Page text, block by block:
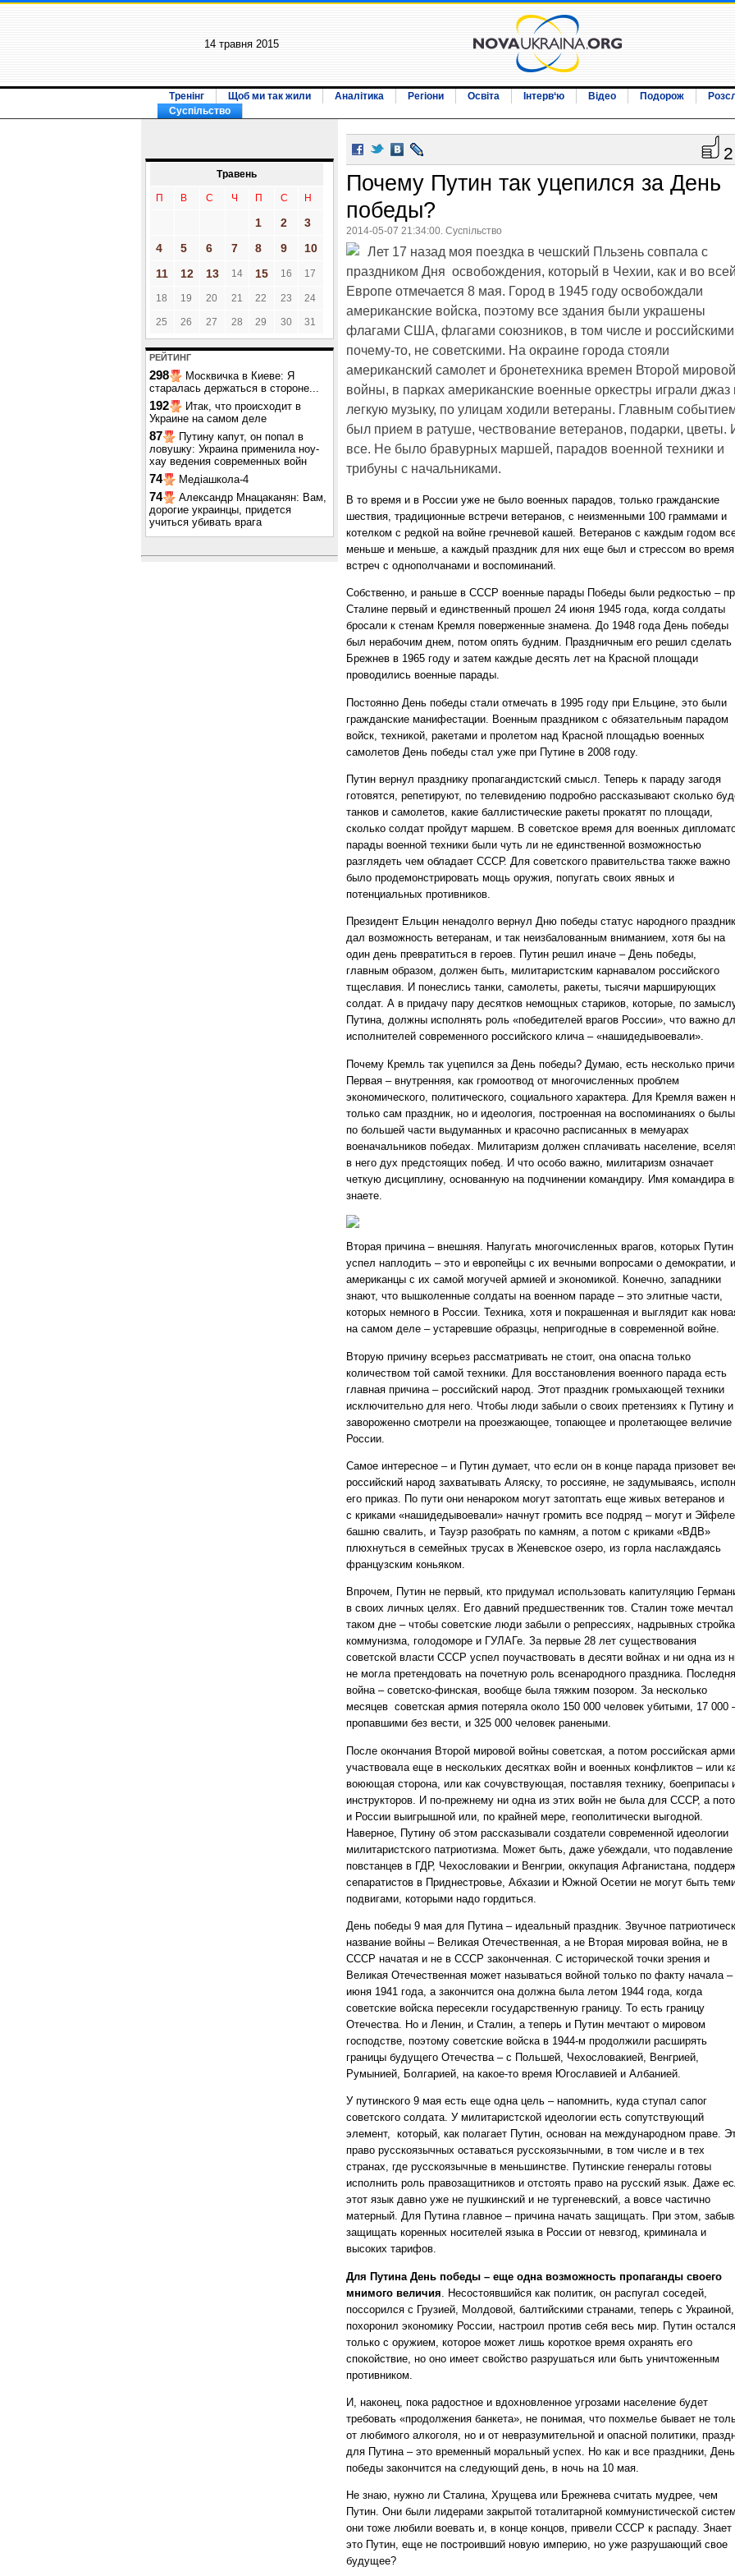
14 травня 2015
Тренінг Щоб ми так жили Аналітика Регіони Освіта Інтерв‘ю Відео Подорож
Суспільство
Травень
П В С Ч П С Н
1 2
3
4
5 6 7 8 9
10
11
12 13 14 15 16 17
18 19 20 21 22 23 24
25 26 27 28 29 30 31
РЕЙТИНГ
298
Москвичка в Киеве: Я
старалась держаться в стороне...
192
Итак, что происходит в
Украине на самом деле
87
Путину капут, он попал в
ловушку: Украина применила ноу-
хау ведения современных войн
74 Медіашкола-4
74
Александр Мнацаканян: Вам,
дорогие украинцы, придется
учиться убивать врага
2
Почему Путин так уцепился за День
победы?
2014-05-07 21:34:00. Суспільство
Лет 17 назад моя поездка в чешский Пльзень совпала с
праздником Дня освобождения, который в Чехии, как и во всей
Европе отмечается 8 мая. Город в 1945 году освобождали
американские войска, поэтому все здания были украшены
флагами США, флагами союзников, в том числе и российскими
почему-то, не советскими. На окраине города стояли
американский самолет и бронетехника времен Второй мировой
войны, в парках американские военные оркестры играли джаз
легкую музыку, по улицам ходили ветераны. Главным
был прием в ратуше, чествование ветеранов, подарки, цветы.
все. Не было бравурных маршей, парадов военной техники и
трибуны с начальниками.
В то время и в России уже не было военных парадов, только гражданские
шествия, традиционные встречи ветеранов, с неизменными 100 граммами и
котелком с редкой на войне гречневой кашей. Ветеранов с каждым годом
меньше и меньше, а каждый праздник для них еще был и стрессом во время
встреч с однополчанами и воспоминаний.
Собственно, и раньше в СССР военные парады Победы были редкостью –
Сталине первый и единственный прошел 24 июня 1945 года, когда солдаты
бросали к стенам Кремля поверженные знамена. До 1948 года День победы
был нерабочим днем, потом опять будним. Праздничным его решил сделать
Брежнев в 1965 году и затем каждые десять лет на Красной площади
проводились военные парады.
Постоянно День победы стали отмечать в 1995 году при Ельцине, это были
гражданские манифестации. Военным праздником с обязательным парадом
войск, техникой, ракетами и пролетом над Красной площадью военных
самолетов День победы стал уже при Путине в 2008 году.
Путин вернул празднику пропагандистский смысл. Теперь к параду загодя
готовятся, репетируют, по телевидению подробно рассказывают сколько
танков и самолетов, какие баллистические ракеты прокатят по площади,
сколько солдат пройдут маршем. В советское время для военных
парады военной техники были чуть ли не единственной возможностью
разглядеть чем обладает СССР. Для советского правительства также важно
было продемонстрировать мощь оружия, попугать своих явных и
потенциальных противников.
Президент Ельцин ненадолго вернул Дню победы статус народного
дал возможность ветеранам, и так неизбалованным вниманием, хотя бы на
один день превратиться в героев. Путин решил иначе – День победы,
главным образом, должен быть, милитаристским карнавалом российского
тщеславия. И понеслись танки, самолеты, ракеты, тысячи марширующих
солдат. А в придачу пару десятков немощных стариков, которые, по
Путина, должны исполнять роль «победителей врагов России», что важно
исполнителей современного российского клича – «нашидедывоевали».
Почему Кремль так уцепился за День победы? Думаю, есть несколько
Первая – внутренняя, как громоотвод от многочисленных проблем
экономического, политического, социального характера. Для Кремля важен
только сам праздник, но и идеология, построенная на воспоминаниях о
по большей части выдуманных и красочно расписанных в мемуарах
военачальников победах. Милитаризм должен сплачивать население,
в него дух предстоящих побед. И что особо важно, милитаризм означает
четкую дисциплину, основанную на подчинении командиру. Имя командира
знаете.
Вторая причина – внешняя. Напугать многочисленных врагов, которых Путин
успел наплодить – это и европейцы с их вечными вопросами о демократии, и
американцы с их самой могучей армией и экономикой. Конечно, западники
знают, что вышколенные солдаты на военном параде – это элитные части,
которых немного в России. Техника, хотя и покрашенная и выглядит как
на самом деле – устаревшие образцы, непригодные в современной войне.
Вторую причину всерьез рассматривать не стоит, она опасна только
количеством той самой техники. Для восстановления военного парада есть
главная причина – российский народ. Этот праздник громыхающей техники
исключительно для него. Чтобы люди забыли о своих претензиях к Путину и
завороженно смотрели на проезжающее, топающее и пролетающее величие
России.
Самое интересное – и Путин думает, что если он в конце парада призовет
российский народ захватывать Аляску, то россияне, не задумываясь,
его приказ. По пути они ненароком могут затоптать еще живых ветеранов и
с криками «нашидедывоевали» начнут громить все подряд – могут и
башню свалить, и Тауэр разобрать по камням, а потом с криками «ВДВ»
плюхнуться в семейных трусах в Женевское озеро, из горла наслаждаясь
французским коньяком.
Впрочем, Путин не первый, кто придумал использовать капитуляцию
в своих личных целях. Его давний предшественник тов. Сталин тоже
таком дне – чтобы советские люди забыли о репрессиях, надрывных
коммунизма, голодоморе и ГУЛАГе. За первые 28 лет существования
советской власти СССР успел поучаствовать в десяти войнах и ни одна из
не могла претендовать на почетную роль всенародного праздника.
война – советско-финская, вообще была тяжким позором. За несколько
месяцев советская армия потеряла около 150 000 человек убитыми, 17 000
пропавшими без вести, и 325 000 человек ранеными.
После окончания Второй мировой войны советская, а потом российская
участвовала еще в нескольких десятках войн и военных конфликтов – или
воюющая сторона, или как сочувствующая, поставляя технику, боеприпасы
инструкторов. И по-прежнему ни одна из этих войн не была для СССР, а
и России выигрышной или, по крайней мере, геополитически выгодной.
Наверное, Путину об этом рассказывали создатели современной идеологии
милитаристского патриотизма. Может быть, даже убеждали, что подавление
повстанцев в ГДР, Чехословакии и Венгрии, оккупация Афганистана,
сепаратистов в Приднестровье, Абхазии и Южной Осетии не могут быть
подвигами, которыми надо гордиться.
День победы 9 мая для Путина – идеальный праздник. Звучное
название войны – Великая Отечественная, а не Вторая мировая война, не в
СССР начатая и не в СССР законченная. С исторической точки зрения и
Великая Отечественная может называться войной только по факту начала –
июня 1941 года, а закончится она должна была летом 1944 года, когда
советские войска пересекли государственную границу. То есть границу
Отечества. Но и Ленин, и Сталин, а теперь и Путин мечтают о мировом
господстве, поэтому советские войска в 1944-м продолжили расширять
границы будущего Отечества – с Польшей, Чехословакией, Венгрией,
Румынией, Болгарией, на какое-то время Югославией и Албанией.
У путинского 9 мая есть еще одна цель – напомнить, куда ступал сапог
советского солдата. У милитаристской идеологии есть сопутствующий
элемент, который, как полагает Путин, основан на международном праве.
право русскоязычных оставаться русскоязычными, в том числе и в тех
странах, где русскоязычные в меньшинстве. Путинские генералы готовы
исполнить роль правозащитников и отстоять право на русский язык. Даже
этот язык давно уже не пушкинский и не тургеневский, а вовсе частично
матерный. Для Путина главное – причина начать защищать. При этом,
защищать коренных носителей языка в России от невзгод, криминала и
высоких тарифов.
Для Путина День победы – еще одна возможность пропаганды своего
мнимого величия . Несостоявшийся как политик, он распугал соседей,
поссорился с Грузией, Молдовой, балтийскими странами, теперь с Украиной,
похоронил экономику России, настроил против себя весь мир. Путин остался
только с оружием, которое может лишь короткое время охранять его
спокойствие, но оно имеет свойство разрушаться или быть уничтоженным
противником.
И, наконец, пока радостное и вдохновленное угрозами население будет
требовать «продолжения банкета», не понимая, что похмелье бывает не
от любимого алкоголя, но и от невразумительной и опасной политики,
для Путина – это временный моральный успех. Но как и все праздники, День
победы закончится на следующий день, в ночь на 10 мая.
Не знаю, нужно ли Сталина, Хрущева или Брежнева считать мудрее, чем
Путин. Они были лидерами закрытой тоталитарной коммунистической
они тоже любили воевать и, в конце концов, привели СССР к распаду. Знает
это Путин, еще не построивший новую империю, но уже разрушающий свое
будущее?